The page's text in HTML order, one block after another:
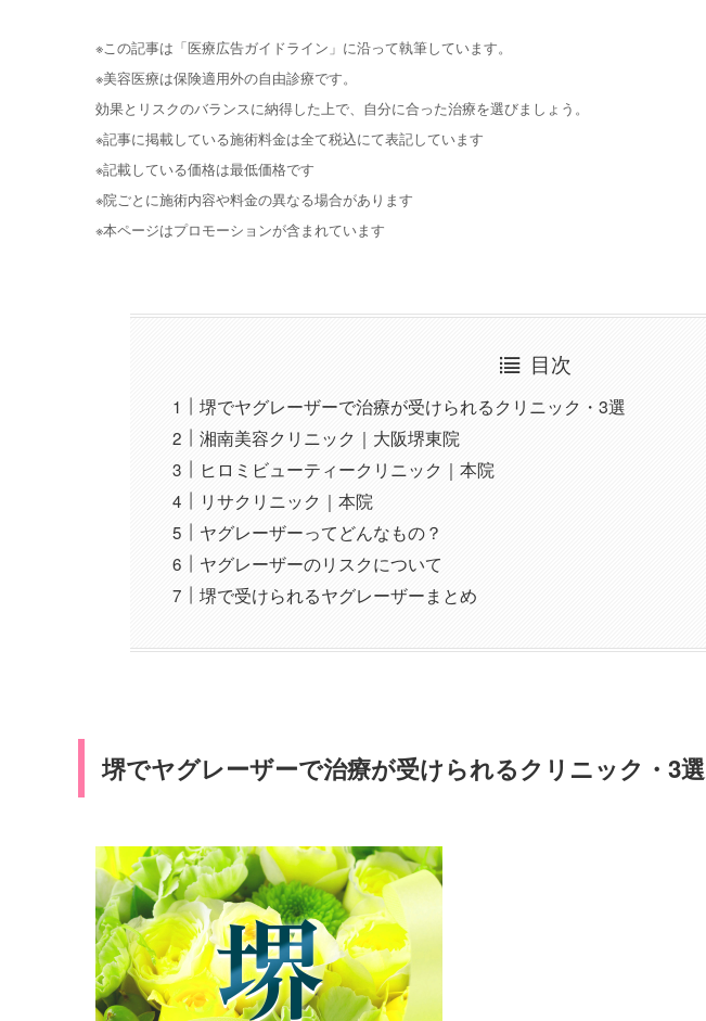
※この記事は「医療広告ガイドライン」に沿って執筆しています。
※美容医療は保険適用外の自由診療です。
効果とリスクのバランスに納得した上で、自分に合った治療を選びましょう。
※記事に掲載している施術料金は全て税込にて表記しています
※記載している価格は最低価格です
※院ごとに施術内容や料金の異なる場合があります
※本ページはプロモーションが含まれています
目次
堺でヤグレーザーで治療が受けられるクリニック・3選
湘南美容クリニック｜大阪堺東院
ヒロミビューティークリニック｜本院
リサクリニック｜本院
ヤグレーザーってどんなもの？
ヤグレーザーのリスクについて
堺で受けられるヤグレーザーまとめ
堺でヤグレーザーで治療が受けられるクリニック・3選